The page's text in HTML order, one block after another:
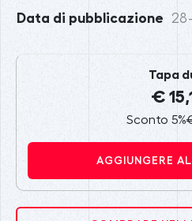
Data di pubblicazione
Tapa
€
Sconto 5%
AGGIUNGERE